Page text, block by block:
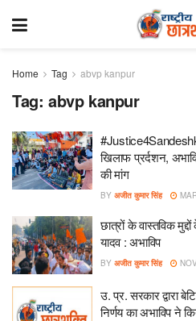
Home Tag abvp kanpur
Tag: abvp kanpur
खिलाफ प्रर्दशन,
की मांग
BY अजीत कुमार सिंह
छात्रों के वास्तविक
यादव : अभाविप
BY अजीत कुमार सिंह
उ. प्र. सरकार द्वारा
निर्णय का अभाविप ने